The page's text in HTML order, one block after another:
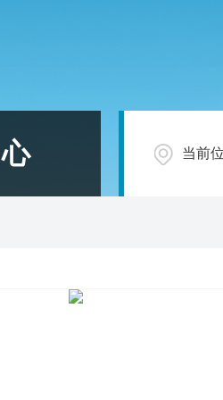
当前